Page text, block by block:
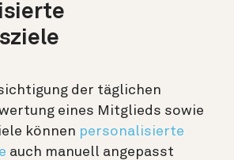
der täglichen
eines Mitglieds sowie
können personalisierte
auch manuell angepasst